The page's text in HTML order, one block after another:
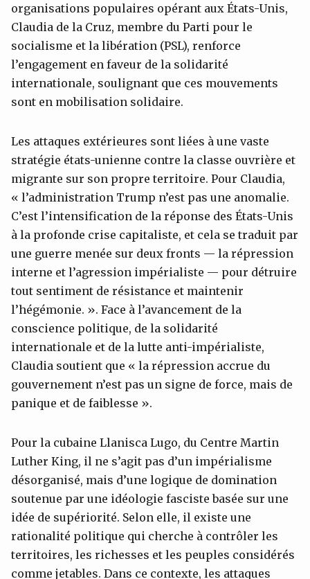
organisations populaires opérant aux États-Unis,
Claudia de la Cruz, membre du Parti pour le
socialisme et la libération (PSL), renforce
l’engagement en faveur de la solidarité
internationale, soulignant que ces mouvements
sont en mobilisation solidaire.
Les attaques extérieures sont liées à une vaste
stratégie états-unienne contre la classe ouvrière et
migrante sur son propre territoire. Pour Claudia,
« l’administration Trump n’est pas une anomalie.
C’est l’intensification de la réponse des États-Unis
à la profonde crise capitaliste, et cela se traduit par
une guerre menée sur deux fronts — la répression
interne et l’agression impérialiste — pour détruire
tout sentiment de résistance et maintenir
l’hégémonie. ». Face à l’avancement de la
conscience politique, de la solidarité
internationale et de la lutte anti-impérialiste,
Claudia soutient que « la répression accrue du
gouvernement n’est pas un signe de force, mais de
panique et de faiblesse ».
Pour la cubaine Llanisca Lugo, du Centre Martin
Luther King, il ne s’agit pas d’un impérialisme
désorganisé, mais d’une logique de domination
soutenue par une idéologie fasciste basée sur une
idée de supériorité. Selon elle, il existe une
rationalité politique qui cherche à contrôler les
territoires, les richesses et les peuples considérés
comme jetables. Dans ce contexte, les attaques